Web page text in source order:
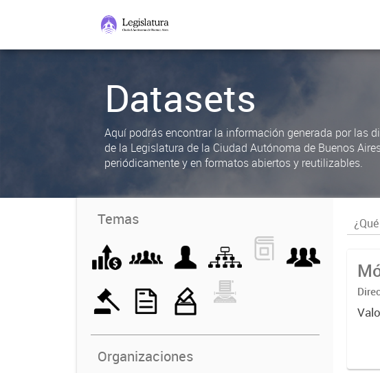
Datasets
Aquí podrás encontrar la información generada por las
de la Legislatura de la Ciudad Autónoma de Buenos
periódicamente y en formatos abiertos y reutilizables.
Temas
Organizaciones